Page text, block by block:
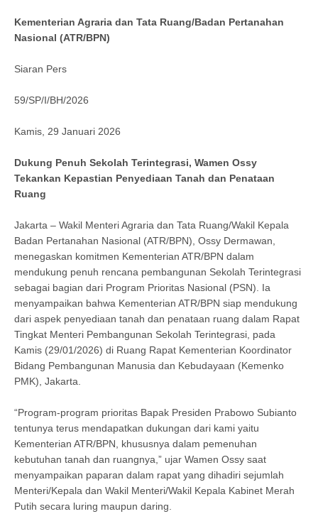
Kementerian Agraria dan Tata Ruang/Badan Pertanahan
Nasional (ATR/BPN)
Siaran Pers
59/SP/I/BH/2026
Kamis, 29 Januari 2026
Dukung Penuh Sekolah Terintegrasi, Wamen Ossy
Tekankan Kepastian Penyediaan Tanah dan Penataan
Ruang
Jakarta – Wakil Menteri Agraria dan Tata Ruang/Wakil Kepala
Badan Pertanahan Nasional (ATR/BPN), Ossy Dermawan,
menegaskan komitmen Kementerian ATR/BPN dalam
mendukung penuh rencana pembangunan Sekolah Terintegrasi
sebagai bagian dari Program Prioritas Nasional (PSN). Ia
menyampaikan bahwa Kementerian ATR/BPN siap mendukung
dari aspek penyediaan tanah dan penataan ruang dalam Rapat
Tingkat Menteri Pembangunan Sekolah Terintegrasi, pada
Kamis (29/01/2026) di Ruang Rapat Kementerian Koordinator
Bidang Pembangunan Manusia dan Kebudayaan (Kemenko
PMK), Jakarta.
“Program-program prioritas Bapak Presiden Prabowo Subianto
tentunya terus mendapatkan dukungan dari kami yaitu
Kementerian ATR/BPN, khususnya dalam pemenuhan
kebutuhan tanah dan ruangnya,” ujar Wamen Ossy saat
menyampaikan paparan dalam rapat yang dihadiri sejumlah
Menteri/Kepala dan Wakil Menteri/Wakil Kepala Kabinet Merah
Putih secara luring maupun daring.